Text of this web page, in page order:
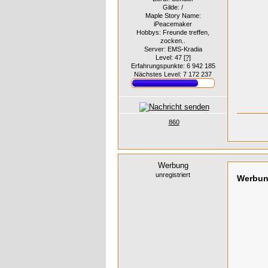
Gilde: /
Maple Story Name:
iPeacemaker
Hobbys: Freunde treffen,
zocken..
Server: EMS-Kradia
Level: 47 [?]
Erfahrungspunkte: 6 942 185
Nächstes Level: 7 172 237
860
Werbung
unregistriert